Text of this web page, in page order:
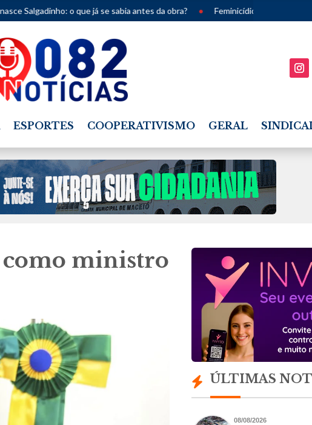
o que já se sabia antes da obra? • Feminicídios caem 33% em Alagoas e
ESPORTES COOPERATIVISMO GERAL
como ministro
ÚLTIMAS
08/08/2026